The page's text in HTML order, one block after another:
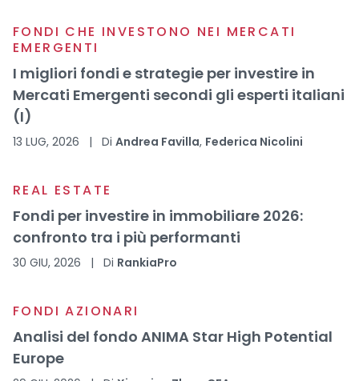
FONDI CHE INVESTONO NEI MERCATI
EMERGENTI
I migliori fondi e strategie per investire in
Mercati Emergenti secondi gli esperti italiani
(I)
13 LUG, 2026 | Di Andrea Favilla, Federica Nicolini
REAL ESTATE
Fondi per investire in immobiliare 2026:
confronto tra i più performanti
30 GIU, 2026 | Di RankiaPro
FONDI AZIONARI
Analisi del fondo ANIMA Star High Potential
Europe